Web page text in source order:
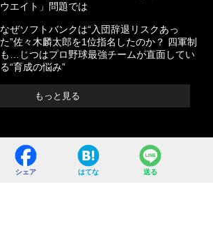
ウエイト」問題では
なぜソフトバンクは“入団辞退リスクあっ
た”佐々木麟太郎を1位指名したのか？ 四軍制
も…じつはプロ野球最強チームが直面してい
る“育成の悩み”
もっと見る
シェア はてな 送る